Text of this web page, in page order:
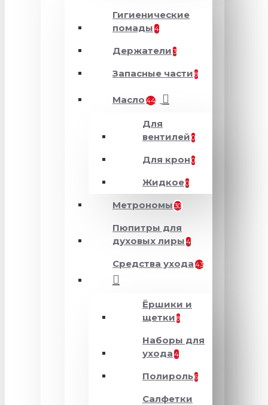
Гигиенические
помады 4
Держатели 3
Запасные части 8
Масло 44
Для
вентилей 0
Для крон 0
Жидкое0
Метрономы 30
Пюпитры для
духовых лиры 4
Средства ухода 43
Ёршики и
щетки 8
Наборы для
ухода 4
Полироль6
Салфетки